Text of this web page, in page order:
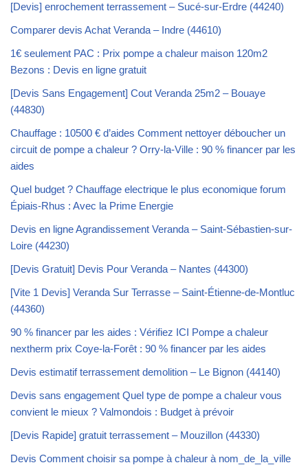
[Devis] enrochement terrassement – Sucé-sur-Erdre (44240)
Comparer devis Achat Veranda – Indre (44610)
1€ seulement PAC : Prix pompe a chaleur maison 120m2
Bezons : Devis en ligne gratuit
[Devis Sans Engagement] Cout Veranda 25m2 – Bouaye
(44830)
Chauffage : 10500 € d’aides Comment nettoyer déboucher un
circuit de pompe a chaleur ? Orry-la-Ville : 90 % financer par les
aides
Quel budget ? Chauffage electrique le plus economique forum
Épiais-Rhus : Avec la Prime Energie
Devis en ligne Agrandissement Veranda – Saint-Sébastien-sur-
Loire (44230)
[Devis Gratuit] Devis Pour Veranda – Nantes (44300)
[Vite 1 Devis] Veranda Sur Terrasse – Saint-Étienne-de-Montluc
(44360)
90 % financer par les aides : Vérifiez ICI Pompe a chaleur
nextherm prix Coye-la-Forêt : 90 % financer par les aides
Devis estimatif terrassement demolition – Le Bignon (44140)
Devis sans engagement Quel type de pompe a chaleur vous
convient le mieux ? Valmondois : Budget à prévoir
[Devis Rapide] gratuit terrassement – Mouzillon (44330)
Devis Comment choisir sa pompe à chaleur à nom_de_la_ville